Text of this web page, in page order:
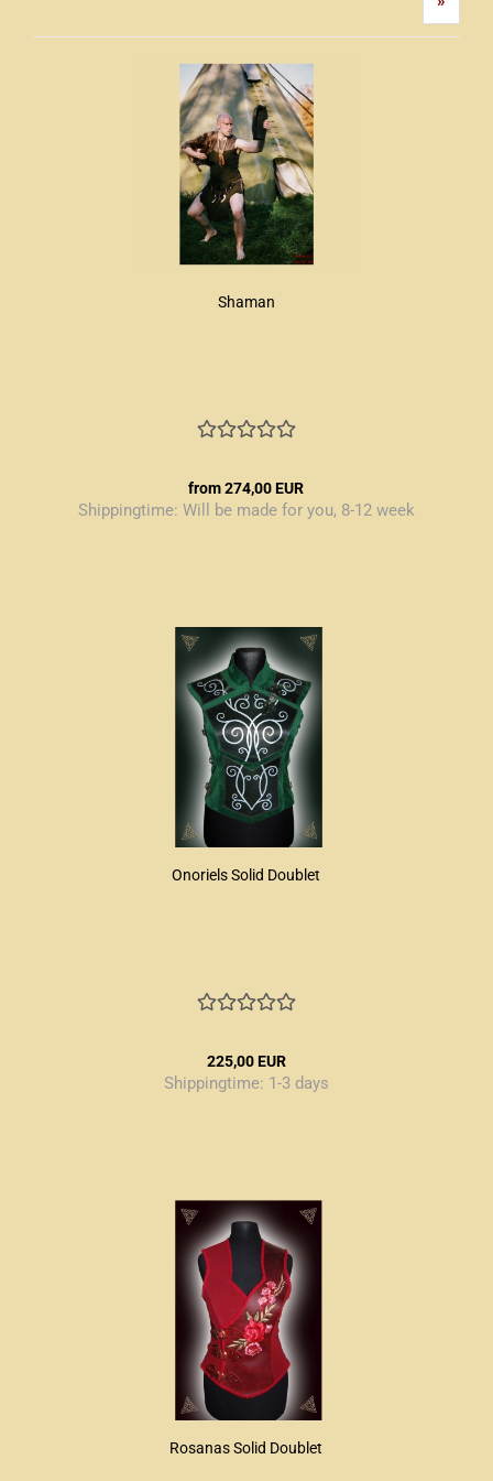
Shaman
from 274,00 EUR
Shippingtime: Will be made for you, 8-12 week
Onoriels Solid Doublet
225,00 EUR
Shippingtime: 1-3 days
Rosanas Solid Doublet